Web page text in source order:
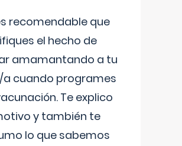
recomendable que
el hecho de
amamantando a tu
a cuando programes
Te explico
y también te
lo que sabemos